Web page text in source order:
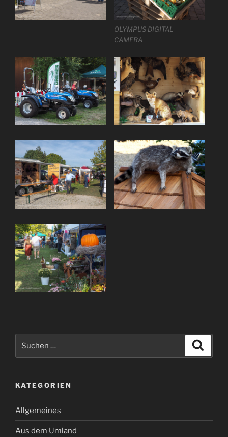
OLYMPUS DIGITAL
CAMERA
KATEGORIEN
Allgemeines
Aus dem Umland